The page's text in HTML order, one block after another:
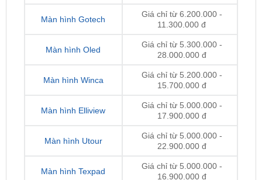
Màn hình Oled
Giá chỉ từ 5.300.000 -
28.000.000 đ
Màn hình Winca
Giá chỉ từ 5.200.000 -
15.700.000 đ
Màn hình Elliview
Giá chỉ từ 5.000.000 -
17.900.000 đ
Màn hình Utour
Giá chỉ từ 5.000.000 -
22.900.000 đ
Màn hình Texpad
Giá chỉ từ 5.000.000 -
16.900.000 đ
Lưu ý:Giá thay màn hình Androidcó thể thay đổi